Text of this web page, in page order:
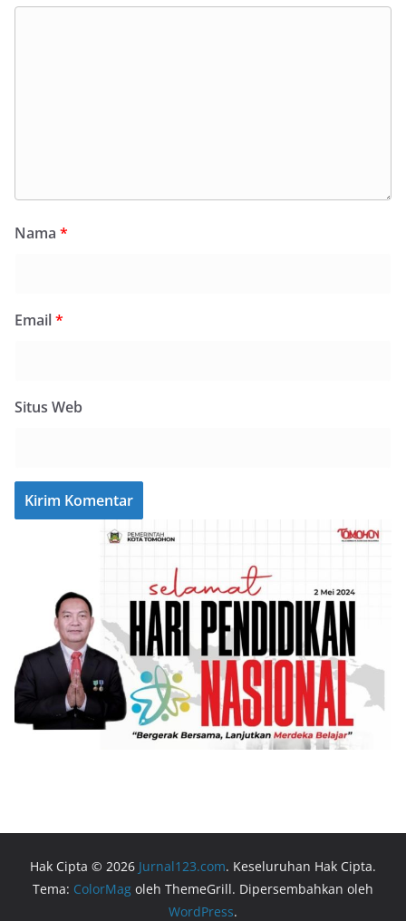
Nama *
Email*
Situs Web
Hak Cipta © 2026 Jurnal123.com. Keseluruhan Hak Cipta.
Tema: ColorMag oleh ThemeGrill. Dipersembahkan oleh
WordPress.